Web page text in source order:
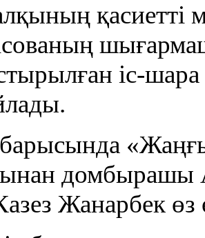
іс-шара
домбырашы
Жанарбек өз